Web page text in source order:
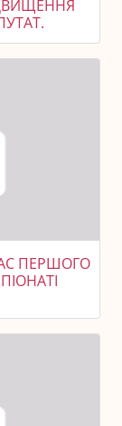
ПЕРШОГО